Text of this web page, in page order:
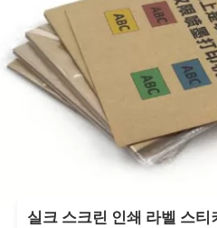
실크 스크린 인쇄 라벨 스티